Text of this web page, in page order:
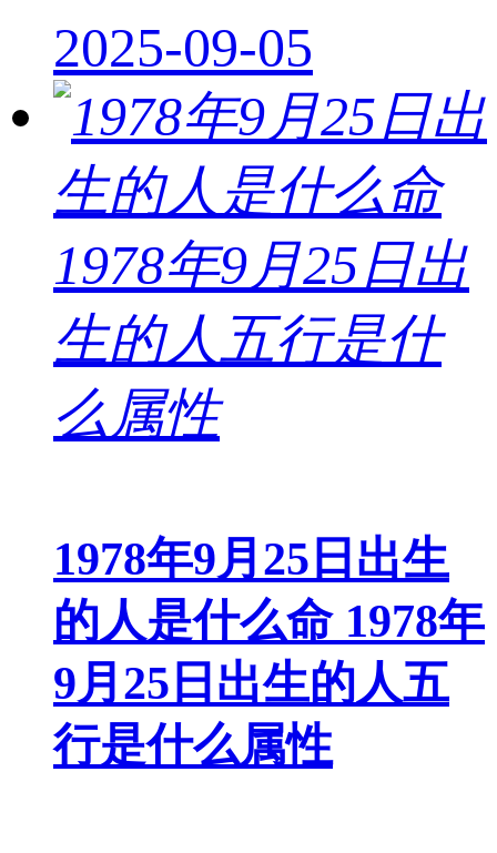
2025-09-05
1978年9月25日出生
的人是什么命 1978年
9月25日出生的人五
行是什么属性